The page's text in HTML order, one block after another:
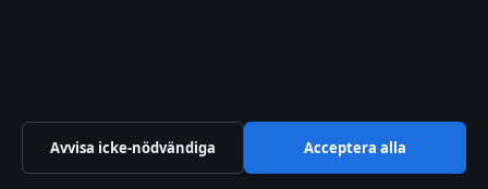
Avvisa icke-nödvändiga Acceptera alla